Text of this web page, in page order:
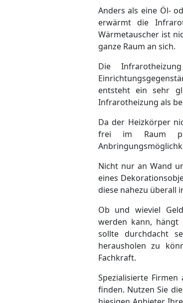
Anders als eine Öl-
erwärmt die
Wärmetauscher ist
ganze Raum an sich.
Die
entsteht ein sehr
Infrarotheizung als
Da der Heizkörper
frei im Raum
Nicht nur an Wand
eines
diese nahezu überall
Ob und wieviel
werden kann, hängt
sollte durchdacht
herausholen zu
Fachkraft.
Spezialisierte
finden. Nutzen Sie